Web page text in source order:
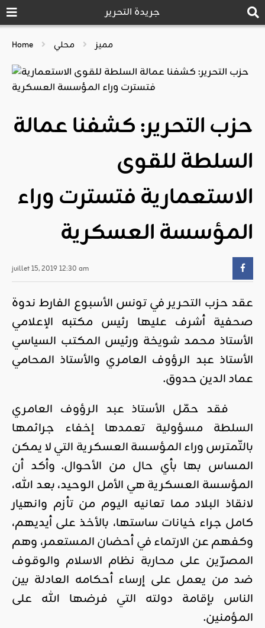
جريدة التحرير
Home مميز محلي
حزب التحرير: كشفنا عمالة
السلطة للقوى
الاستعمارية فتسترت وراء
المؤسسة العسكرية
juillet 15, 2019 12:30 am
عقد حزب التحرير في تونس الأسبوع الفارط ندوة
صحفية أشرف عليها رئيس مكتبه الإعلامي
الأستاذ محمد شويخة ورئيس المكتب السياسي
الأستاذ عبد الرؤوف العامري والأستاذ المحامي
عماد الدين حدوق.
فقد حمّل الأستاذ عبد الرؤوف العامري
السلطة مسؤولية تعمدها إخفاء جرائمها
بالتّمترس وراء المؤسسة العسكرية التي لا يمكن
المساس بها بأي حال من الأحوال. وأكد أن
المؤسسة العسكرية هي الأمل الوحيد، بعد الله،
لانقاذ البلاد مما تعانيه اليوم من تأزم وانهيار
كامل جراء خيانات ساستها، بالأخذ على أيديهم،
وكفهم عن الارتماء في أحضان المستعمر، وهم
المصرّين على محاربة نظام الاسلام والوقوف
ضد من يعمل على إرساء أحكامه العادلة بين
الناس بإقامة دولته التي فرضها الله على
المؤمنين.